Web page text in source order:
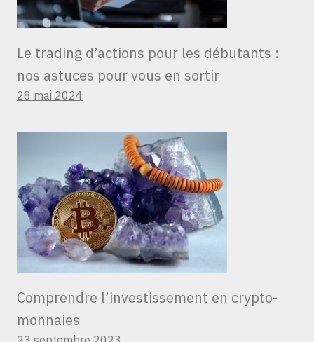
Le trading d’actions pour les débutants :
nos astuces pour vous en sortir
28 mai 2024
Comprendre l’investissement en crypto-
monnaies